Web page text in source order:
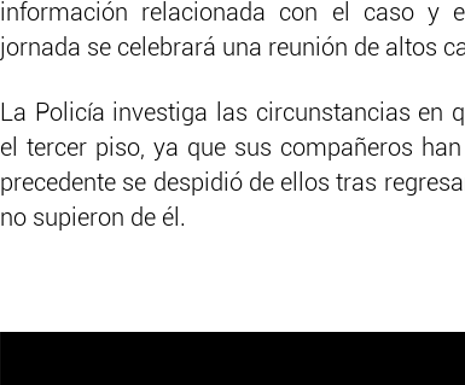
información relacionada con el caso y
jornada se celebrará una reunión de altos
La Policía investiga las circunstancias en
el tercer piso, ya que sus compañeros
precedente se despidió de ellos tras
no supieron de él.